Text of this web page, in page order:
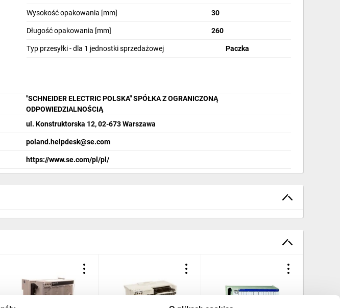
Wysokość opakowania [mm] 30
Długość opakowania [mm] 260
Typ przesyłki - dla 1 jednostki sprzedażowej Paczka
"SCHNEIDER ELECTRIC POLSKA" SPÓŁKA Z OGRANICZONĄ
ODPOWIEDZIALNOŚCIĄ
ul. Konstruktorska 12, 02-673 Warszawa
poland.helpdesk@se.com
https://www.se.com/pl/pl/